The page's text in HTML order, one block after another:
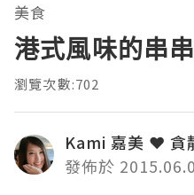
美食
港式風味的串
瀏覽次數:702
Kami 嘉美 ❤ 貪
發佈於